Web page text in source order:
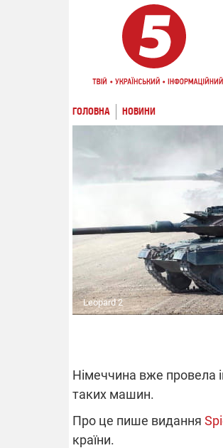
ГОЛОВНА НОВИНИ
Leopard 2
Німеччина вже провела
таких машин.
Про це пише видання
країни.